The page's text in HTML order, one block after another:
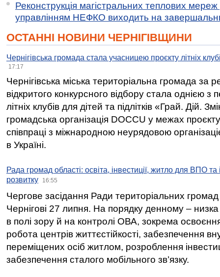
Реконструкція магістральних теплових мереж
управлінням НЕФКО виходить на
ОСТАННІ НОВИНИ ЧЕРНІГІВЩИНИ
Чернігівська громада стала учасницею проєкту літніх
17:17
Чернігівська міська територіальна громада за
відкритого конкурсного відбору стала однією
літніх клубів для дітей та підлітків «Грай. Дій.
громадська організація DOCCU у межах
співпраці з міжнародною неурядовою
в Україні.
Рада громад області: освіта, інвестиції, житло для ВПО
розвитку
16:55
Чергове засідання Ради територіальних громад
Чернігові 27 липня. На порядку денному –
в полі зору й на контролі ОВА, зокрема освоєння
робота центрів життєстійкості, забезпечення
переміщених осіб житлом, розроблення
забезпечення сталого мобільного зв’язку.